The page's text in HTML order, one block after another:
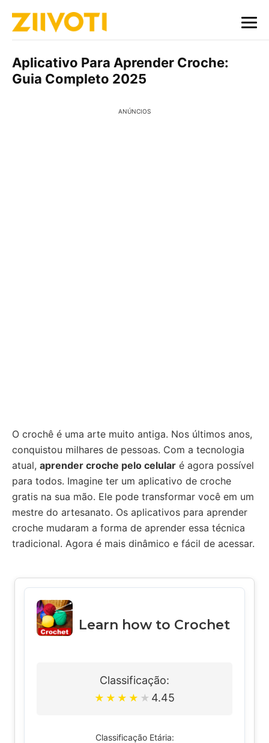
Aplicativo Para Aprender Croche:
Guia Completo 2025
ANÚNCIOS
O crochê é uma arte muito antiga. Nos últimos anos,
conquistou milhares de pessoas. Com a tecnologia
atual, aprender croche pelo celular é agora possível
para todos. Imagine ter um aplicativo de croche
gratis na sua mão. Ele pode transformar você em um
mestre do artesanato. Os aplicativos para aprender
croche mudaram a forma de aprender essa técnica
tradicional. Agora é mais dinâmico e fácil de acessar.
Learn how to Crochet
Classificação:
★ ★ ★ ★ ★ 4.45
Classificação Etária: